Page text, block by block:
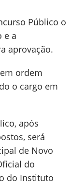
Público o
e a
aprovação.
ordem
o cargo em
após
será
de Novo
do
do Instituto